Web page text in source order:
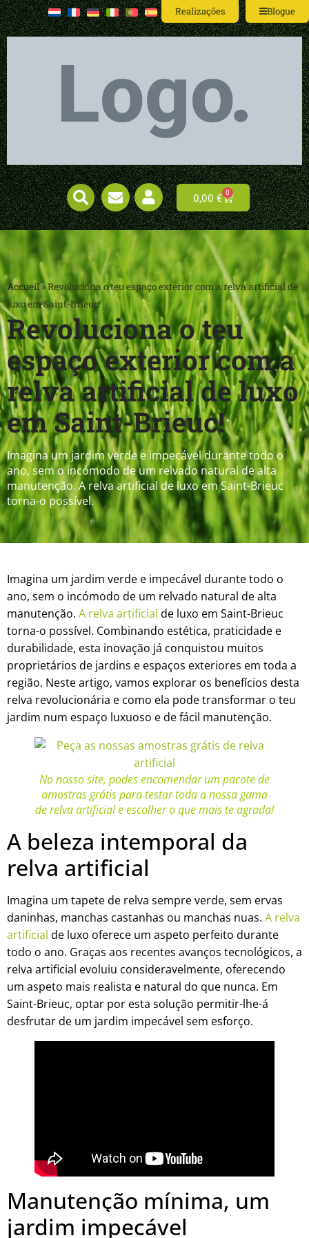
Realizações Blogue
0,00 € 0
Accueil»Revoluciona o teu espaço exterior com a relva artificial de
luxo em Saint-Brieuc!
Revoluciona o teu
espaço exterior com a
relva artificial de luxo
em Saint-Brieuc!
Imagina um jardim verde e impecável durante todo o
ano, sem o incómodo de um relvado natural de alta
manutenção. A relva artificial de luxo em Saint-Brieuc
torna-o possível.
Imagina um jardim verde e impecável durante todo o
ano, sem o incómodo de um relvado natural de alta
manutenção. A relva artificial de luxo em Saint-Brieuc
torna-o possível. Combinando estética, praticidade e
durabilidade, esta inovação já conquistou muitos
proprietários de jardins e espaços exteriores em toda a
região. Neste artigo, vamos explorar os benefícios desta
relva revolucionária e como ela pode transformar o teu
jardim num espaço luxuoso e de fácil manutenção.
No nosso site, podes encomendar um pacote de
amostras grátis para testar toda a nossa gama
de relva artificial e escolher o que mais te agrada!
A beleza intemporal da
relva artificial
Imagina um tapete de relva sempre verde, sem ervas
daninhas, manchas castanhas ou manchas nuas. A relva
artificial de luxo oferece um aspeto perfeito durante
todo o ano. Graças aos recentes avanços tecnológicos, a
relva artificial evoluiu consideravelmente, oferecendo
um aspeto mais realista e natural do que nunca. Em
Saint-Brieuc, optar por esta solução permitir-lhe-á
desfrutar de um jardim impecável sem esforço.
Manutenção mínima, um
jardim impecável